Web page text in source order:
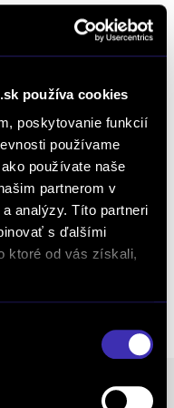
používa cookies
poskytovanie funkcií
používame
používate naše
partnerom v
analýzy. Títo partneri
s ďalšími
ktoré od vás získali,
jazdu
diel